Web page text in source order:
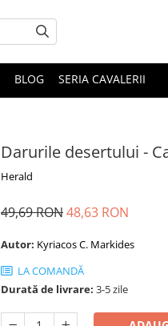
BLOG SERIA CAVALERII
Darurile desertului -
Herald
49,69 RON48,63 RON
Autor: Kyriacos C. Markides
LA COMANDĂ
Durată de livrare: 3-5 zile